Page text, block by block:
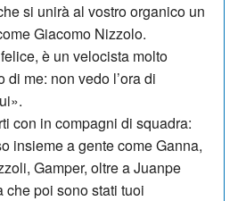
si unirà al vostro organico un
Gia­como Nizzolo.
è un velocista molto
me: non vedo l’ora di
con in compagni di squadra:
insieme a gente come Ganna,
Gamper, oltre a Juanpe
che poi sono stati tuoi